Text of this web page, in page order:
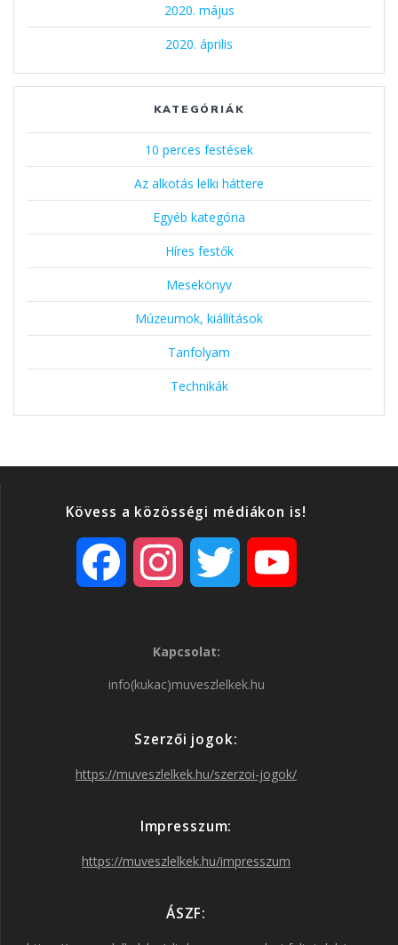
2020. május
2020. április
KATEGÓRIÁK
10 perces festések
Az alkotás lelki háttere
Egyéb kategória
Híres festők
Mesekönyv
Múzeumok, kiállítások
Tanfolyam
Technikák
Kövess a közösségi médiákon is!
o
s
r
a
r
Kapcsolat:
info(kukac)muveszlelkek.hu
Szerzői jogok:
https://muveszlelkek.hu/szerzoi-jogok/
Impresszum:
https://muveszlelkek.hu/impresszum
ÁSZF: